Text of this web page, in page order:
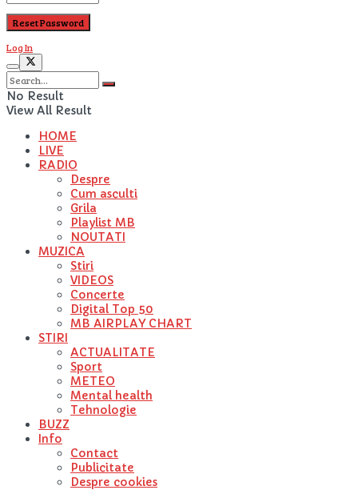
Log In
No Result
View All Result
HOME
LIVE
RADIO
Despre
Cum asculti
Grila
Playlist MB
NOUTATI
MUZICA
Stiri
VIDEOS
Concerte
Digital Top 50
MB AIRPLAY CHART
STIRI
ACTUALITATE
Sport
METEO
Mental health
Tehnologie
BUZZ
Info
Contact
Publicitate
Despre cookies